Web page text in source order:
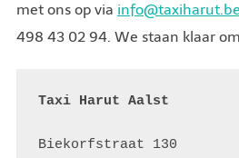
met ons op via info@taxiharut.be
498 43 02 94. We staan klaar
Taxi Harut Aalst
Biekorfstraat 130